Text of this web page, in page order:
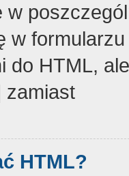
w
w
do HTML,
zamiast
HTML?